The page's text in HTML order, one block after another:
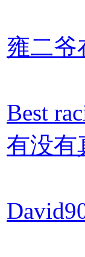
雍二爷
Best
有没有